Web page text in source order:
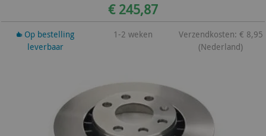
€ 245,87
Op bestelling
leverbaar
1-2 weken
Verzendkosten: € 8,95
(Nederland)